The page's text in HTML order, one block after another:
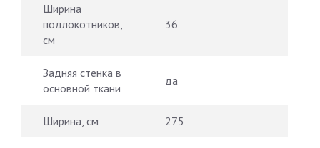
Ширина
подлокотников,
см
36
Задняя стенка в
основной ткани
да
Ширина, см 275